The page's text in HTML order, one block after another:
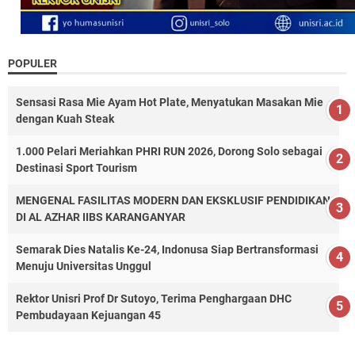
POPULER
Sensasi Rasa Mie Ayam Hot Plate, Menyatukan Masakan Mie
dengan Kuah Steak
1.000 Pelari Meriahkan PHRI RUN 2026, Dorong Solo sebagai
Destinasi Sport Tourism
MENGENAL FASILITAS MODERN DAN EKSKLUSIF PENDIDIKAN
DI AL AZHAR IIBS KARANGANYAR
Semarak Dies Natalis Ke-24, Indonusa Siap Bertransformasi
Menuju Universitas Unggul
Rektor Unisri Prof Dr Sutoyo, Terima Penghargaan DHC
Pembudayaan Kejuangan 45